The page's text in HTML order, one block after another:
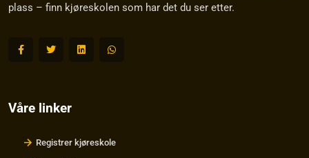
plass – finn kjøreskolen som har det du ser etter.
Våre linker
Registrer kjøreskole